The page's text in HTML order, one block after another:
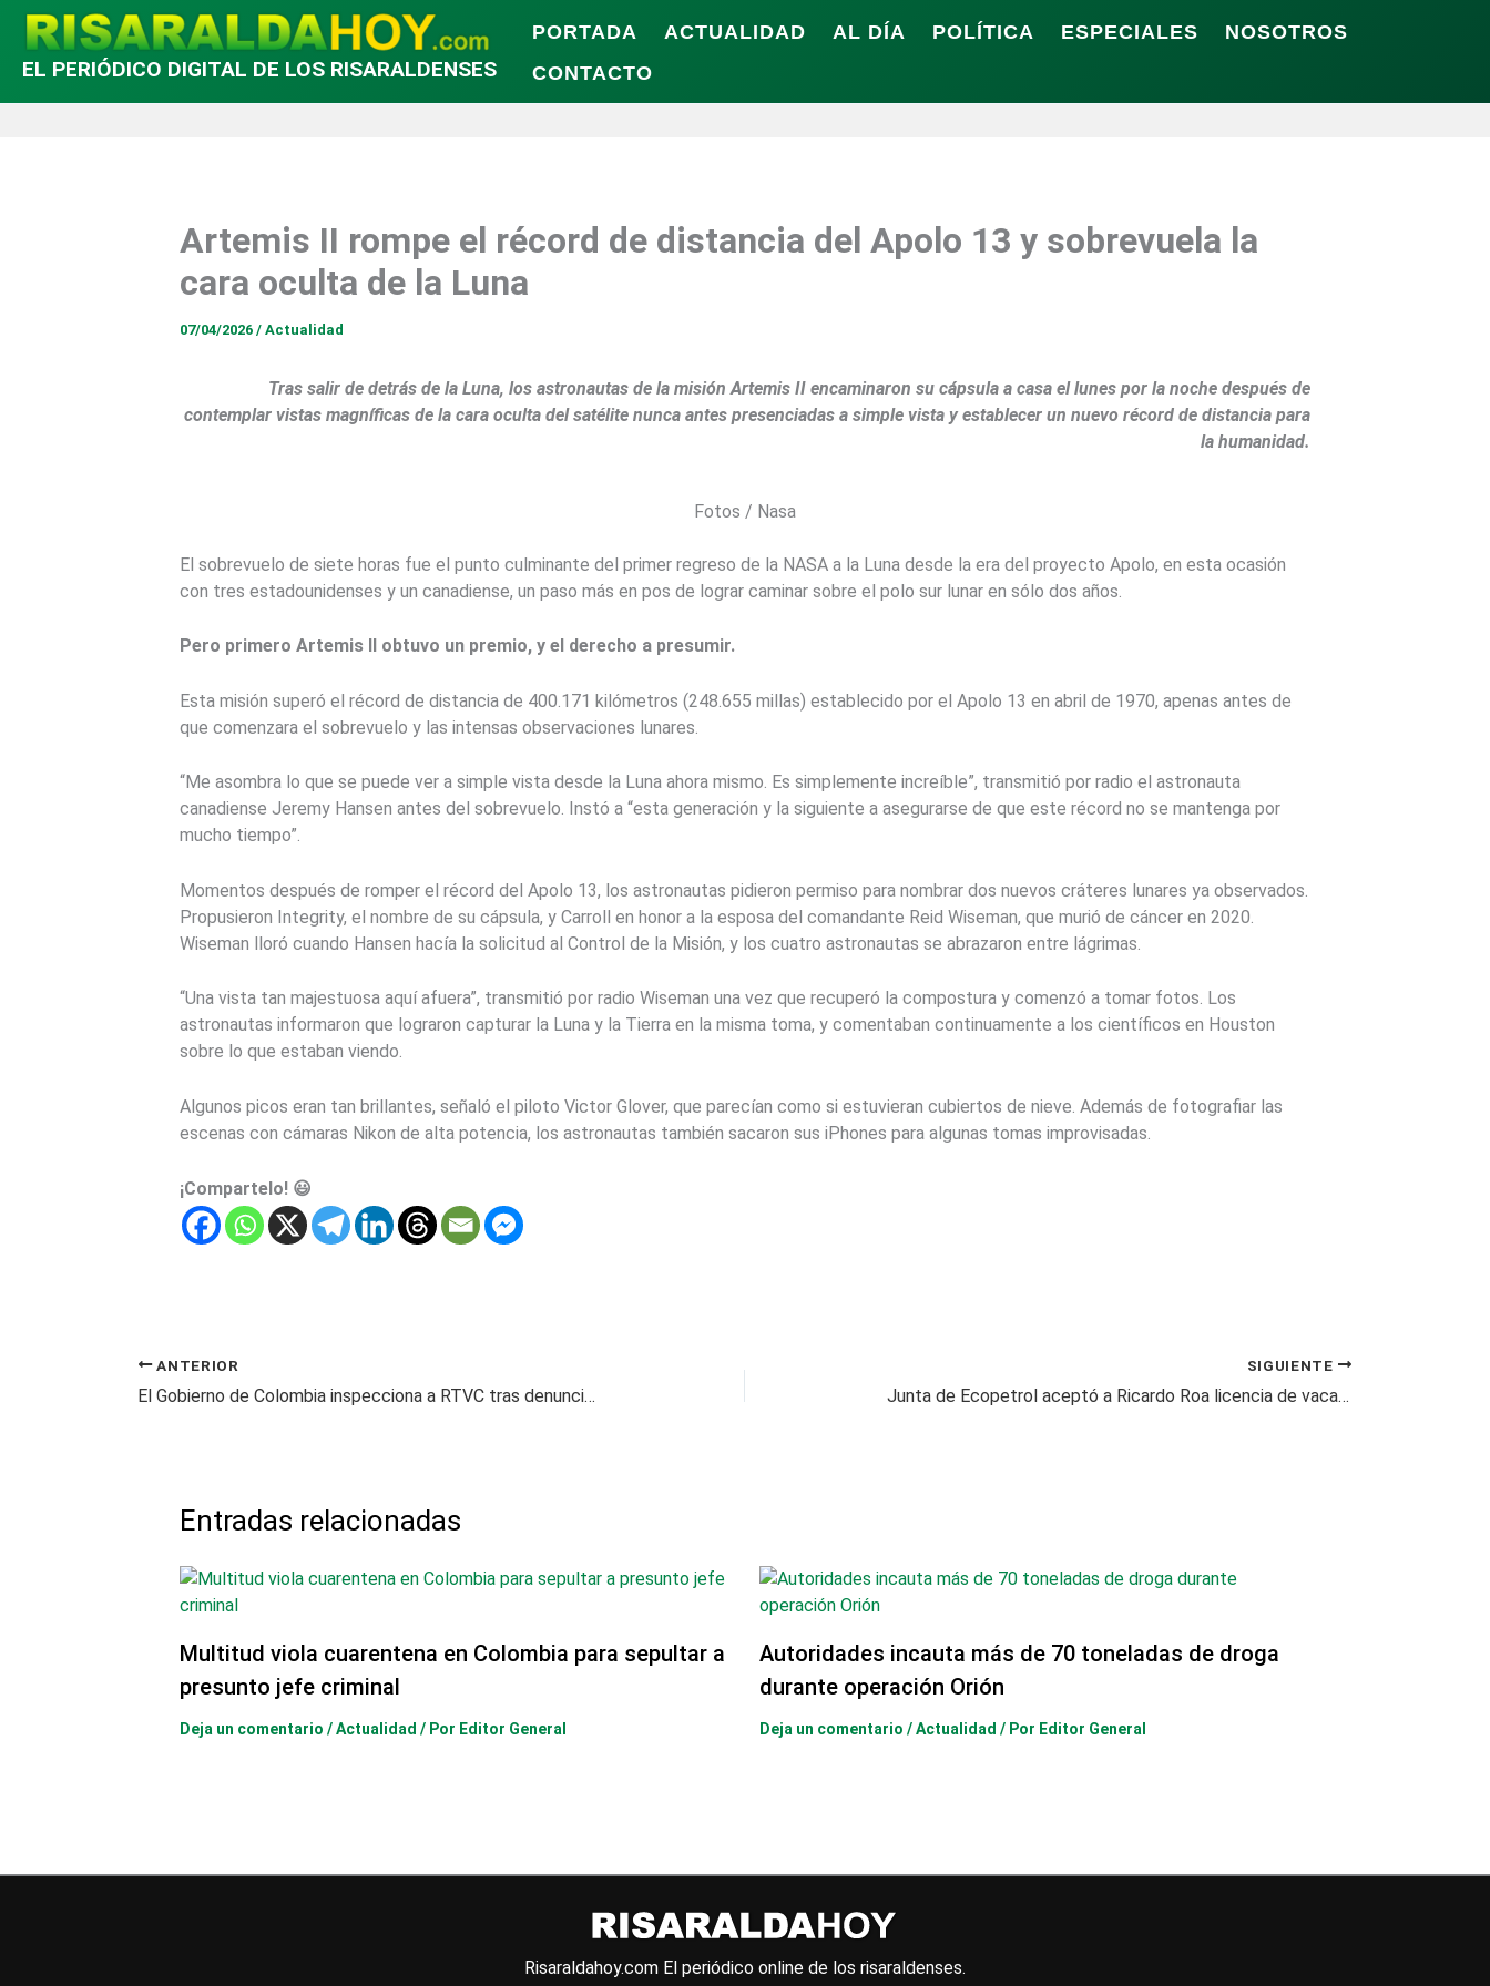
EL PERIÓDICO DIGITAL DE LOS RISARALDENSES
PORTADA ACTUALIDAD AL DÍA POLÍTICA ESPECIALES
NOSOTROS
CONTACTO
Artemis II rompe el récord de distancia del Apolo 13 y sobrevuela la
cara oculta de la Luna
07/04/2026 / Actualidad
Tras salir de detrás de la Luna, los astronautas de la misión Artemis II encaminaron su cápsula a casa el lunes por la noche después de
contemplar vistas magníficas de la cara oculta del satélite nunca antes presenciadas a simple vista y establecer un nuevo récord de distancia para
la humanidad.
Fotos / Nasa
El sobrevuelo de siete horas fue el punto culminante del primer regreso de la NASA a la Luna desde la era del proyecto Apolo, en esta ocasión
con tres estadounidenses y un canadiense, un paso más en pos de lograr caminar sobre el polo sur lunar en sólo dos años.
Pero primero Artemis II obtuvo un premio, y el derecho a presumir.
Esta misión superó el récord de distancia de 400.171 kilómetros (248.655 millas) establecido por el Apolo 13 en abril de 1970, apenas antes de
que comenzara el sobrevuelo y las intensas observaciones lunares.
“Me asombra lo que se puede ver a simple vista desde la Luna ahora mismo. Es simplemente increíble”, transmitió por radio el astronauta
canadiense Jeremy Hansen antes del sobrevuelo. Instó a “esta generación y la siguiente a asegurarse de que este récord no se mantenga por
mucho tiempo”.
Momentos después de romper el récord del Apolo 13, los astronautas pidieron permiso para nombrar dos nuevos cráteres lunares ya observados.
Propusieron Integrity, el nombre de su cápsula, y Carroll en honor a la esposa del comandante Reid Wiseman, que murió de cáncer en 2020.
Wiseman lloró cuando Hansen hacía la solicitud al Control de la Misión, y los cuatro astronautas se abrazaron entre lágrimas.
“Una vista tan majestuosa aquí afuera”, transmitió por radio Wiseman una vez que recuperó la compostura y comenzó a tomar fotos. Los
astronautas informaron que lograron capturar la Luna y la Tierra en la misma toma, y comentaban continuamente a los científicos en Houston
sobre lo que estaban viendo.
Algunos picos eran tan brillantes, señaló el piloto Victor Glover, que parecían como si estuvieran cubiertos de nieve. Además de fotografiar las
escenas con cámaras Nikon de alta potencia, los astronautas también sacaron sus iPhones para algunas tomas improvisadas.
¡Compartelo! 😃
ANTERIOR
El Gobierno de Colombia inspecciona a RTVC tras denuncias de acoso sexual en la prensa
SIGUIENTE
Junta de Ecopetrol aceptó a Ricardo Roa licencia de vacaciones tras escándalos
Entradas relacionadas
Multitud viola cuarentena en Colombia para sepultar a
presunto jefe criminal
Deja un comentario /Actualidad / Por Editor General
Autoridades incauta más de 70 toneladas de droga
durante operación Orión
Deja un comentario /Actualidad / Por Editor General
Risaraldahoy.com El periódico online de los risaraldenses.